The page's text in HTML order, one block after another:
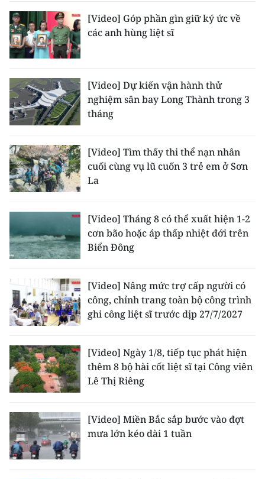
中文
РУССКИЙ
ESPAÑOL
한국어
[Video] Góp phần gìn giữ ký ức về
các anh hùng liệt sĩ
[Video] Dự kiến vận hành thử
nghiệm sân bay Long Thành trong 3
tháng
[Video] Tìm thấy thi thể nạn nhân
cuối cùng vụ lũ cuốn 3 trẻ em ở Sơn
La
[Video] Tháng 8 có thể xuất hiện 1-2
cơn bão hoặc áp thấp nhiệt đới trên
Biển Đông
[Video] Nâng mức trợ cấp người có
công, chỉnh trang toàn bộ công trình
ghi công liệt sĩ trước dịp 27/7/2027
[Video] Ngày 1/8, tiếp tục phát hiện
thêm 8 bộ hài cốt liệt sĩ tại Công viên
Lê Thị Riêng
[Video] Miền Bắc sắp bước vào đợt
mưa lớn kéo dài 1 tuần